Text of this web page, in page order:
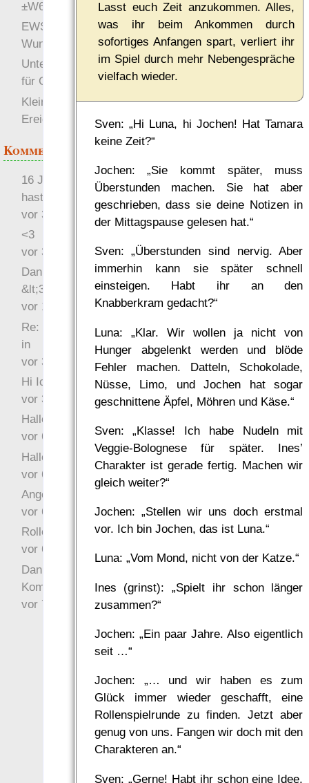
Lasst euch Zeit anzukommen. Alles,
was ihr beim Ankommen durch
sofortiges Anfangen spart, verliert ihr
im Spiel durch mehr Nebengespräche
vielfach wieder.
Sven: „Hi Luna, hi Jochen! Hat Tamara
keine Zeit?“
Jochen: „Sie kommt später, muss
Überstunden machen. Sie hat aber
geschrieben, dass sie deine Notizen in
der Mittagspause gelesen hat.“
Sven: „Überstunden sind nervig. Aber
immerhin kann sie später schnell
einsteigen. Habt ihr an den
Knabberkram gedacht?“
Luna: „Klar. Wir wollen ja nicht von
Hunger abgelenkt werden und blöde
Fehler machen. Datteln, Schokolade,
Nüsse, Limo, und Jochen hat sogar
geschnittene Äpfel, Möhren und Käse.“
Sven: „Klasse! Ich habe Nudeln mit
Veggie-Bolognese für später. Ines’
Charakter ist gerade fertig. Machen wir
gleich weiter?“
Jochen: „Stellen wir uns doch erstmal
vor. Ich bin Jochen, das ist Luna.“
Luna: „Vom Mond, nicht von der Katze.“
Ines (grinst): „Spielt ihr schon länger
zusammen?“
Jochen: „Ein paar Jahre. Also eigentlich
seit …“
Jochen: „… und wir haben es zum
Glück immer wieder geschafft, eine
Rollenspielrunde zu finden. Jetzt aber
genug von uns. Fangen wir doch mit den
Charakteren an.“
Sven: „Gerne! Habt ihr schon eine Idee,
±W6 (Würfel)
EWS-X » HALT! ...
Wunden auf der Flucht!
Unterscheidbare Zeichen
für Captchas
Kleine Schiffe:
Ereignisdiagramm
Kommentare
16 Jahre später: mist, du
hast Recht …
vor 31 Wochen 5 Tage
<3
vor 34 Wochen 6 Tage
Danke für das Statement
&lt;3
vor 1 Jahr 48 Wochen
Re: Hi Ich bin völlig neu
in
vor 3 Jahre 33 Wochen
Hi Ich bin völlig neu in
vor 3 Jahre 46 Wochen
Hallo Ochrasylion
vor 6 Jahre 10 Wochen
Hallo Drak
vor 6 Jahre 10 Wochen
Angefragt
vor 6 Jahre 10 Wochen
Rollenspielrunde
vor 6 Jahre 10 Wochen
Danke für Deinen
Kommentar!
vor 7 Jahre 22 Wochen